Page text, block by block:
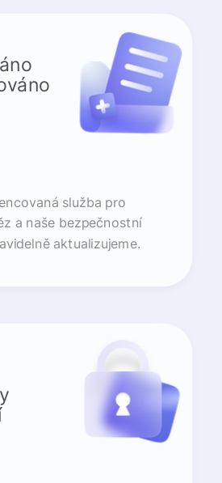
služba pro
a naše bezpečnostní
aktualizujeme.